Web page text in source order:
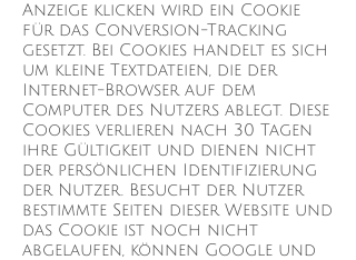
Anzeige klicken wird ein Cookie
für das Conversion-Tracking
gesetzt. Bei Cookies handelt es sich
um kleine Textdateien, die der
Internet-Browser auf dem
Computer des Nutzers ablegt. Diese
Cookies verlieren nach 30 Tagen
ihre Gültigkeit und dienen nicht
der persönlichen Identifizierung
der Nutzer. Besucht der Nutzer
bestimmte Seiten dieser Website und
das Cookie ist noch nicht
abgelaufen, können Google und